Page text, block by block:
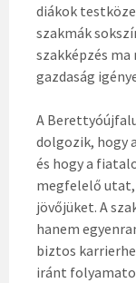
diákok
szakmák
szakképzés
gazdaság
A
dolgozik, hogy
és hogy a
megfelelő utat,
jövőjüket. A
hanem
biztos
iránt